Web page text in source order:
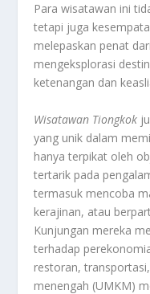
Para wisatawan ini
tetapi juga
melepaskan penat
mengeksplorasi
ketenangan dan
Wisatawan Tiongkok
yang unik dalam
hanya terpikat oleh
tertarik pada
termasuk mencoba
kerajinan, atau
Kunjungan mereka
terhadap
restoran,
menengah (UMKM)